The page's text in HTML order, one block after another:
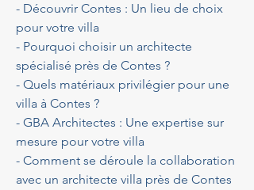
- Découvrir Contes : Un lieu de choix
pour votre villa
- Pourquoi choisir un architecte
spécialisé près de Contes ?
- Quels matériaux privilégier pour une
villa à Contes ?
- GBA Architectes : Une expertise sur
mesure pour votre villa
- Comment se déroule la collaboration
avec un architecte villa près de Contes